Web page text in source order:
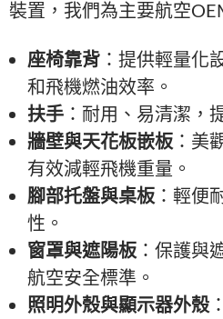
裝置，我們為主要航空
座椅靠背 ：提供輕量化
和飛機燃油效率。
扶手 ：耐用、易清潔，
牆壁與天花板嵌板 ：美
有效減輕飛機重量。
腳部托盤與桌板 ：輕便
性。
窗罩與遮陽板 ：保護與
航空安全標準。
照明外殼與顯示器外殼